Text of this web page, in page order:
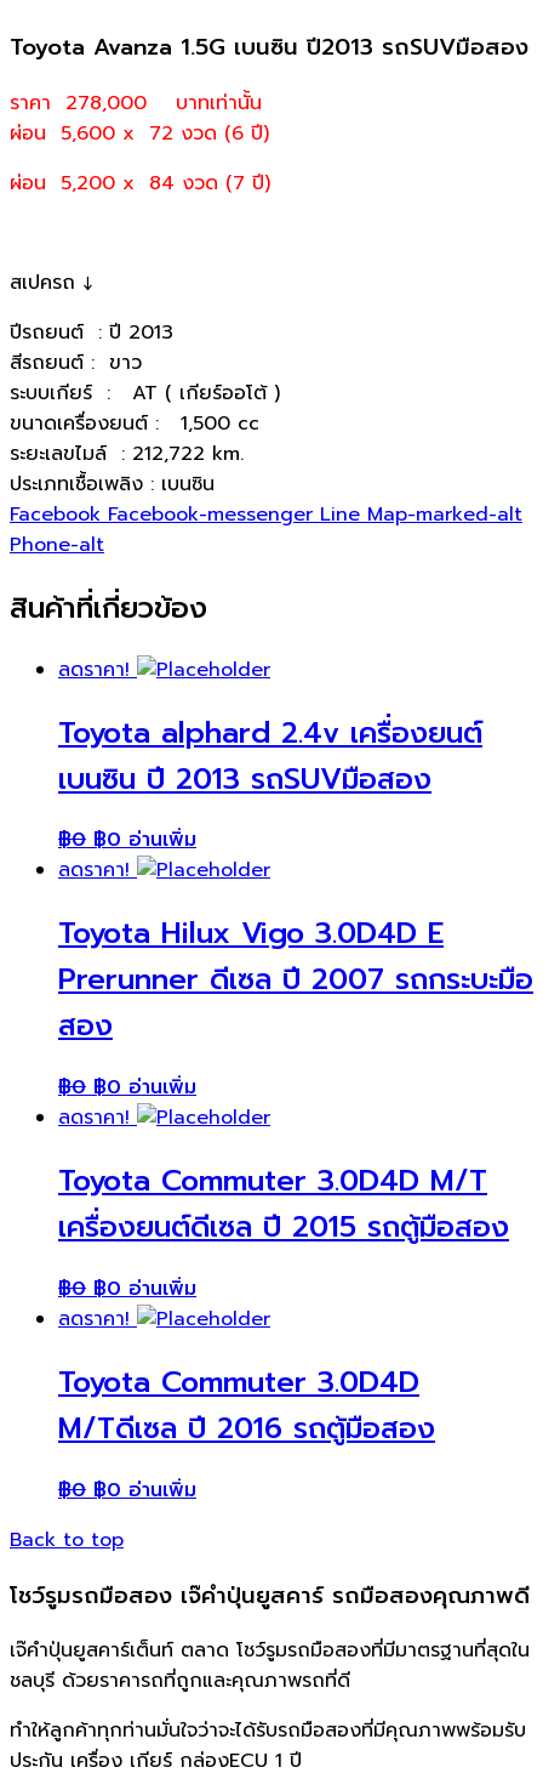
Toyota Avanza 1.5G เบนซิน ปี2013 รถSUVมือสอง
ราคา 278,000
บาทเท่านั้น
ผ่อน 5,600 x 72 งวด (6 ปี)
ผ่อน 5,200 x 84 งวด (7 ปี)
สเปครถ ↓
ปีรถยนต์ : ปี 2013
สีรถยนต์ : ขาว
ระบบเกียร์ : AT ( เกียร์ออโต้ )
ขนาดเครื่องยนต์ : 1,500 cc
ระยะเลขไมล์ : 212,722 km.
ประเภทเชื้อเพลิง : เบนซิน
Facebook Facebook-messenger Line Map-marked-alt
Phone-alt
สินค้าที่เกี่ยวข้อง
ลดราคา!
Toyota alphard 2.4v เครื่องยนต์
เบนซิน ปี 2013 รถSUVมือสอง
฿0 ฿0 อ่านเพิ่ม
ลดราคา!
Toyota Hilux Vigo 3.0D4D E
Prerunner ดีเซล ปี 2007 รถกระบะมือ
สอง
฿0 ฿0 อ่านเพิ่ม
ลดราคา!
Toyota Commuter 3.0D4D M/T
เครื่องยนต์ดีเซล ปี 2015 รถตู้มือสอง
฿0 ฿0 อ่านเพิ่ม
ลดราคา!
Toyota Commuter 3.0D4D
M/Tดีเซล ปี 2016 รถตู้มือสอง
฿0 ฿0 อ่านเพิ่ม
Back to top
โชว์รูมรถมือสอง เจ๊คำปุ่นยูสคาร์ รถมือสองคุณภาพดี
เจ๊คำปุ่นยูสคาร์เต็นท์ ตลาด โชว์รูมรถมือสองที่มีมาตรฐานที่สุดใน
ชลบุรี ด้วยราคารถที่ถูกและคุณภาพรถที่ดี
ทำให้ลูกค้าทุกท่านมั่นใจว่าจะได้รับรถมือสองที่มีคุณภาพพร้อมรับ
ประกัน เครื่อง เกียร์ กล่องECU 1 ปี